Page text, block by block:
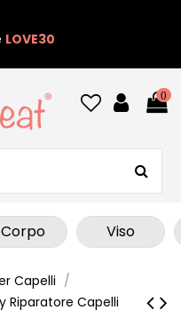
LOVE30
0
Corpo Viso
Capelli
Riparatore Capelli